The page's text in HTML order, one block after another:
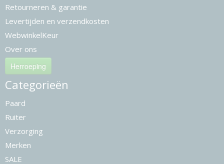
Retourneren & garantie
Levertijden en verzendkosten
WebwinkelKeur
Over ons
Herroeping
Categorieën
Paard
Ruiter
Verzorging
Merken
SALE